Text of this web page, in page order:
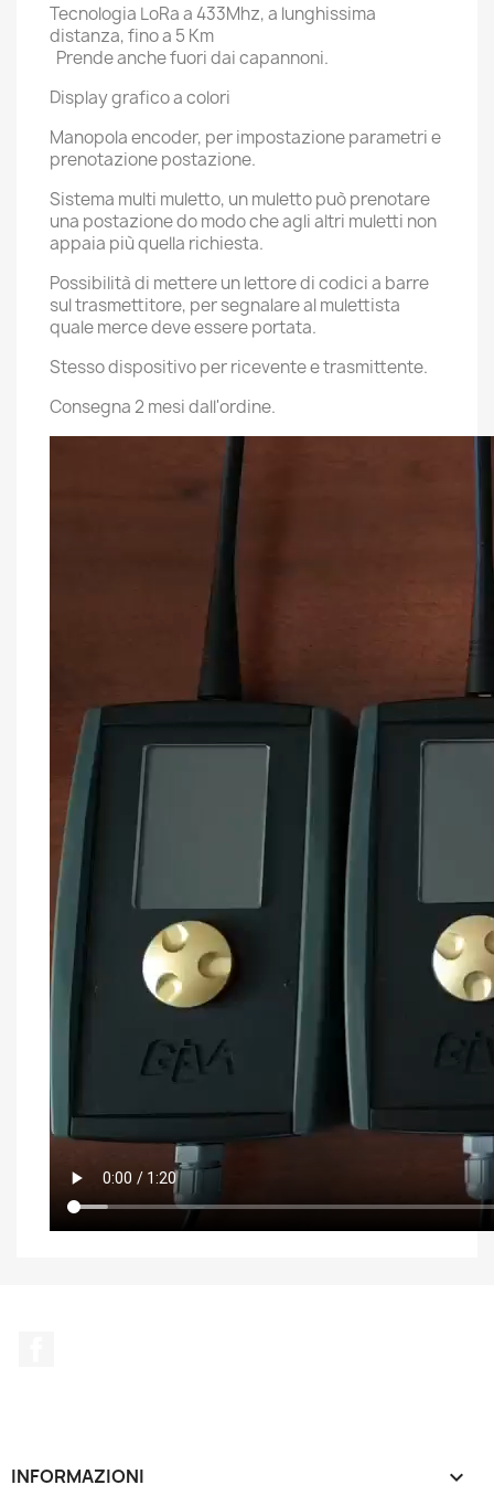
Tecnologia LoRa a 433Mhz, a lunghissima
distanza, fino a 5 Km
Prende anche fuori dai capannoni.
Display grafico a colori
Manopola encoder, per impostazione parametri e
prenotazione postazione.
Sistema multi muletto, un muletto può prenotare
una postazione do modo che agli altri muletti non
appaia più quella richiesta.
Possibilità di mettere un lettore di codici a barre
sul trasmettitore, per segnalare al mulettista
quale merce deve essere portata.
Stesso dispositivo per ricevente e trasmittente.
Consegna 2 mesi dall'ordine.
INFORMAZIONI 